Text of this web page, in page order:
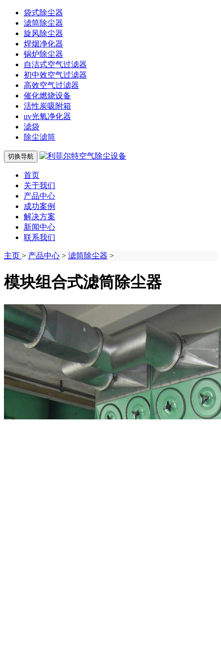
袋式除尘器
滤筒除尘器
旋风除尘器
焊烟净化器
锅炉除尘器
自洁式空气过滤器
初中效空气过滤器
高效空气过滤器
催化燃烧设备
活性炭吸附箱
uv光氧净化器
滤袋
除尘滤筒
切换导航
首页
关于我们
产品中心
成功案例
解决方案
新闻中心
联系我们
主页 > 产品中心 > 滤筒除尘器 >
模块组合式滤筒除尘器